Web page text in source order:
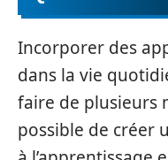
Incorporer des
dans la vie
faire de plusieurs
possible de créer